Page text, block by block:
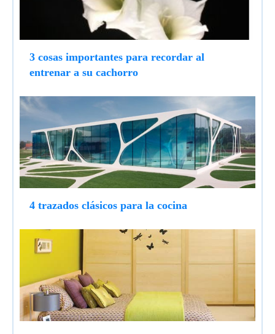
3 cosas importantes para recordar al
entrenar a su cachorro
4 trazados clásicos para la cocina